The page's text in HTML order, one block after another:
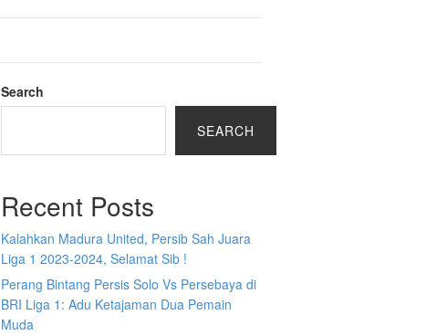
Search
SEARCH
Recent Posts
Kalahkan Madura United, Persib Sah Juara
Liga 1 2023-2024, Selamat Sib !
Perang Bintang Persis Solo Vs Persebaya di
BRI Liga 1: Adu Ketajaman Dua Pemain
Muda